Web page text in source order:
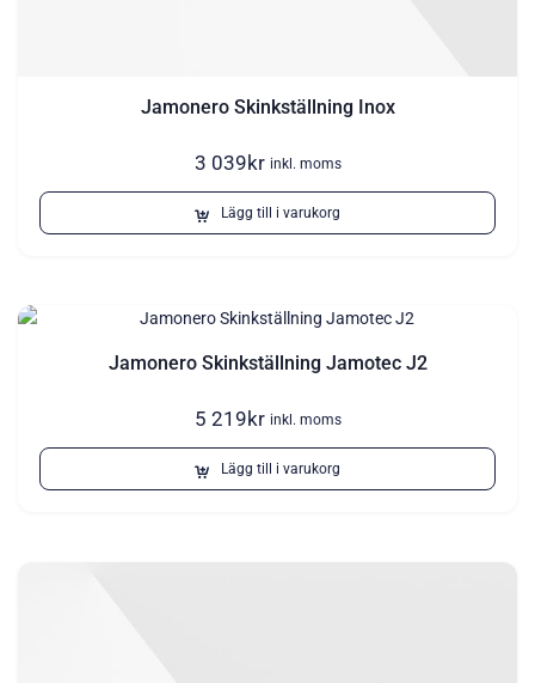
Jamonero Skinkställning Inox
3 039kr inkl. moms
Lägg till i varukorg
Jamonero Skinkställning Jamotec J2
5 219kr inkl. moms
Lägg till i varukorg